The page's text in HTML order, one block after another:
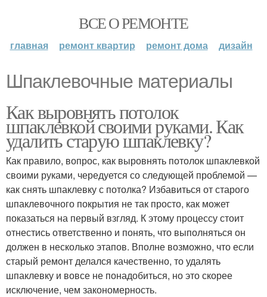
ВСЕ О РЕМОНТЕ
главная ремонт квартир ремонт дома дизайн
Шпаклевочные материалы
Как выровнять потолок
шпаклевкой своими руками. Как
удалить старую шпаклевку?
Как правило, вопрос, как выровнять потолок шпаклевкой
своими руками, чередуется со следующей проблемой —
как снять шпаклевку с потолка? Избавиться от старого
шпаклевочного покрытия не так просто, как может
показаться на первый взгляд. К этому процессу стоит
отнестись ответственно и понять, что выполняться он
должен в несколько этапов. Вполне возможно, что если
старый ремонт делался качественно, то удалять
шпаклевку и вовсе не понадобиться, но это скорее
исключение, чем закономерность.